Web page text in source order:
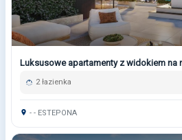
Luksusowe apartamenty z widokiem na
2 łazienka
- - ESTEPONA